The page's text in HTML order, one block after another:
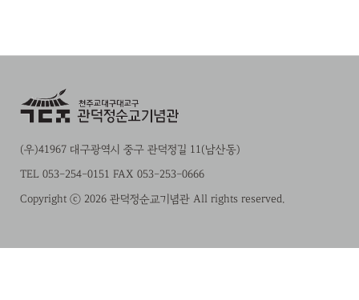
(우)41967 대구광역시 중구 관덕정길 11(남산동)
TEL 053-254-0151 FAX 053-253-0666
Copyright ⓒ 2026 관덕정순교기념관 All rights reserved.